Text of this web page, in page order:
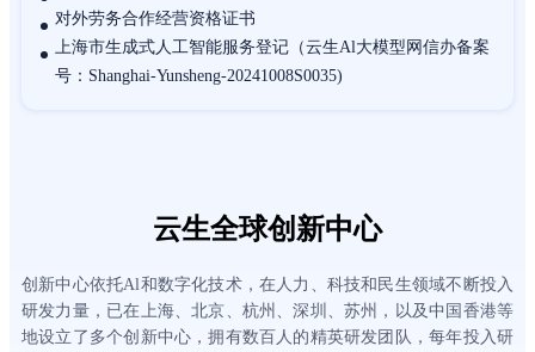
对外劳务合作经营资格证书
上海市生成式人工智能服务登记（云生Al大模型网信办备案
号：Shanghai-Yunsheng-20241008S0035)
云生全球创新中心
创新中心依托Al和数字化技术，在人力、科技和民生领域不断投入
研发力量，已在上海、北京、杭州、深圳、苏州，以及中国香港等
地设立了多个创新中心，拥有数百人的精英研发团队，每年投入研